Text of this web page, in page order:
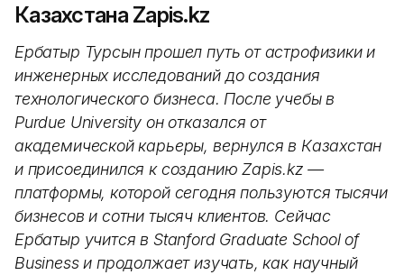
Казахстана Zapis.kz
Ербатыр Турсын прошел путь от астрофизики и
инженерных исследований до создания
технологического бизнеса. После учебы в
Purdue University он отказался от
академической карьеры, вернулся в Казахстан
и присоединился к созданию Zapis.kz —
платформы, которой сегодня пользуются тысячи
бизнесов и сотни тысяч клиентов. Сейчас
Ербатыр учится в Stanford Graduate School of
Business и продолжает изучать, как научный